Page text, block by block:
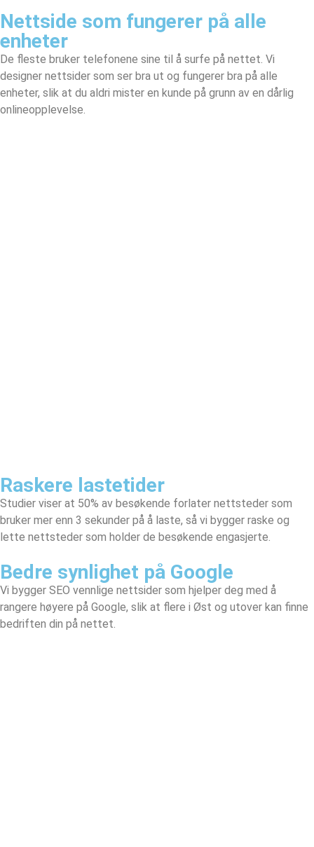
Nettside som fungerer på alle
enheter
De fleste bruker telefonene sine til å surfe på nettet. Vi
designer nettsider som ser bra ut og fungerer bra på alle
enheter, slik at du aldri mister en kunde på grunn av en dårlig
onlineopplevelse.
Raskere lastetider
Studier viser at 50% av besøkende forlater nettsteder som
bruker mer enn 3 sekunder på å laste, så vi bygger raske og
lette nettsteder som holder de besøkende engasjerte.
Bedre synlighet på Google
Vi bygger SEO vennlige nettsider som hjelper deg med å
rangere høyere på Google, slik at flere i Øst og utover kan finne
bedriften din på nettet.